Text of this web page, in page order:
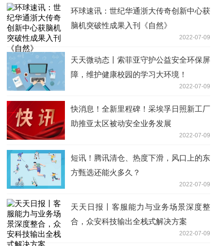
环球速讯：世纪华通浙大传奇创新中心获
脑机突破性成果入刊《自然》
2022-07-09
天天微动态丨索菲亚守护公益安全环保屏
障，维护健康校园的学习大环境！
2022-07-09
快消息！全新里程碑！采埃孚日照新工厂
助推亚太区被动安全业务发展
2022-07-09
短讯！腾讯清仓、热度下滑，风口上的东
方甄选还能火多久？
2022-07-09
天天日报丨客服能力与业务场景深度整
合，众安科技输出全栈式解决方案
2022-07-09